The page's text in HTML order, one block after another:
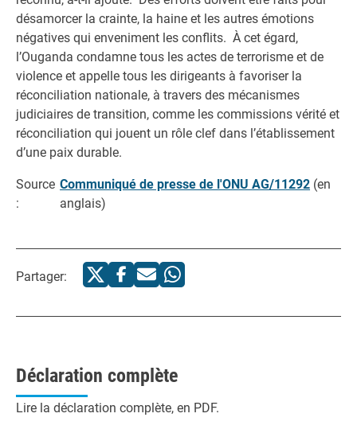
désamorcer la crainte, la haine et les autres émotions
négatives qui enveniment les conflits. À cet égard,
l’Ouganda condamne tous les actes de terrorisme et de
violence et appelle tous les dirigeants à favoriser la
réconciliation nationale, à travers des mécanismes
judiciaires de transition, comme les commissions vérité et
réconciliation qui jouent un rôle clef dans l’établissement
d’une paix durable.
Source
:
Communiqué de presse de l'ONU AG/11292 (en
anglais)
Partager:
Déclaration complète
Lire la déclaration complète, en PDF.